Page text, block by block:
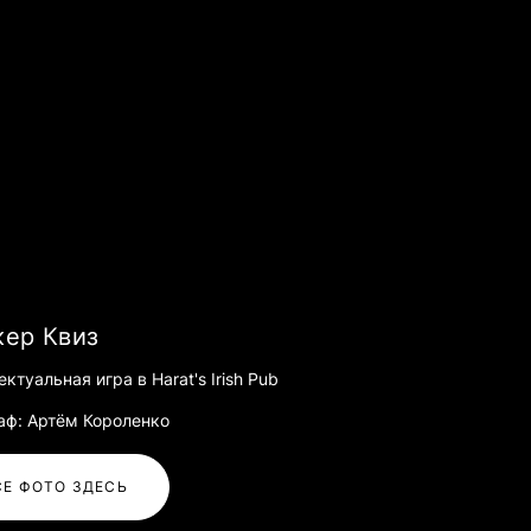
Квиз
игра в Harat's Irish Pub
Артём Короленко
ФОТО ЗДЕСЬ